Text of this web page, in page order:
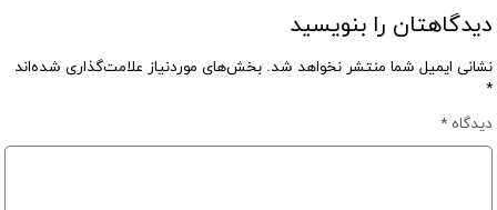
دیدگاهتان را بنویسید
نشانی ایمیل شما منتشر نخواهد شد. بخش‌های موردنیاز علامت‌گذاری شده‌اند
*
دیدگاه*